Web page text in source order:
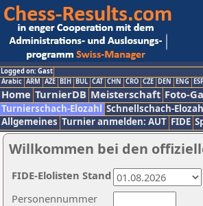
Logged on: Gast
Arabic ARM AZE BIH BUL CAT CHN CRO CZE DEN ENG
Home TurnierDB Meisterschaft Foto-
Turnierschach-Elozahl Schnellschach-
Allgemeines Turnier anmelden: AUT FIDE
Willkommen bei den
Personennummer
FIDE-Elolisten Stand